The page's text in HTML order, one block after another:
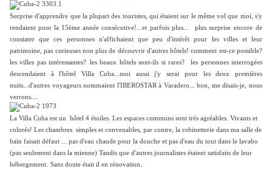
Surprise d'apprendre que la plupart des touristes, qui étaient sur le même vol que moi, s'y
rendaient pour la 15ème année consécutive!...et parfois plus...
plus surprise encore de
constater que ces personnes n'affichaient que peu d'intérêt pour les villes et leur
patrimoine, pas curieuses non plus de découvrir d'autres hôtels! comment est-ce possible?
les villes pas intéressantes? les beaux hôtels sont-ils si rares?
les personnes interrogées
descendaient à l'hôtel Villa Cuba...moi aussi j'y serai pour les deux premières
nuits...d'autres voyageurs nommaient l'IBEROSTAR à Varadero... bon, me disais-je, nous
verrons.
La Villa Cuba est un hôtel 4 étoiles. Les espaces communs sont très agréables. Vivants et
colorés! Les chambres simples et convenables, par contre, la robinetterie dans ma salle de
bain faisait défaut ... pas d'eau chaude pour la douche et pas d'eau du tout dans le lavabo
(pas seulement dans la mienne) Tandis que d'autres journalistes étaient satisfaits de leur
hébergement.
Sans doute était il en rénovation